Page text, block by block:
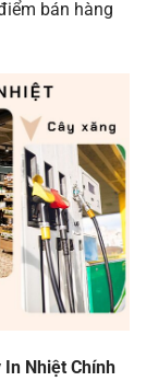
bán hàng
Nhiệt Chính